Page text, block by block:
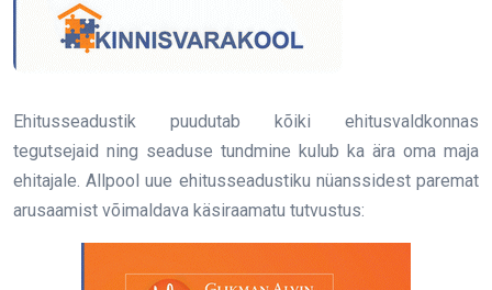
Ehitusseadustik puudutab kõiki ehitusvaldkonnas
tegutsejaid ning seaduse tundmine kulub ka ära oma maja
ehitajale. Allpool uue ehitusseadustiku nüanssidest paremat
arusaamist võimaldava käsiraamatu tutvustus: